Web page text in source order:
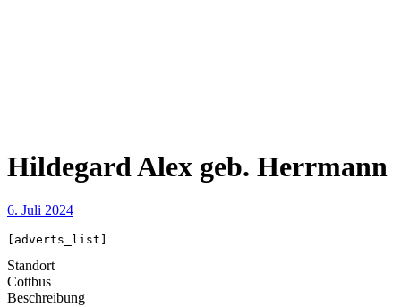
Hildegard Alex geb. Herrmann
6. Juli 2024
[adverts_list]
Standort
Cottbus
Beschreibung